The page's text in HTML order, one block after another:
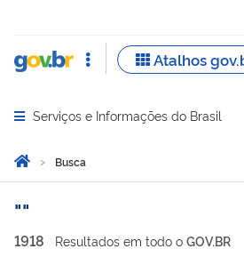
Abrir menu principal de navegação
Serviços e Informações do Brasil
Você está aqui:
Página Inicial
Busca
Busca
1918 Resultados em todo o GOV.BR